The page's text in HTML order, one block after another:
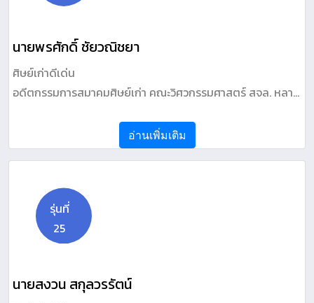
นายพรศักดิ์ ชัยวณิชยา
ศิษย์เก่าดีเด่น
อดีตกรรมการสมาคมศิษย์เก่า คณะวิศวกรรมศาสตร์ สจล. หลาย
อ่านเพิ่มเติม
รุ่นที่
25
นายสงวน สกุลวรรัตน์